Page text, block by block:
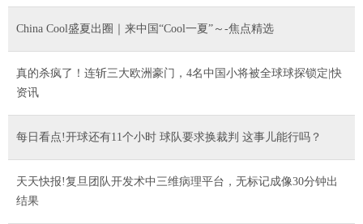
China Cool盛夏出圈｜来中国“Cool一夏”～-焦点精选
真的杀疯了！连斩三大欧洲豪门，4名中国小将被全球球探锁定|快
资讯
每日看点!开球还有11个小时 球队要求换裁判 这事儿能行吗？
天天快报!复旦团队开发术中三维病理平台，无标记成像30分钟出
结果